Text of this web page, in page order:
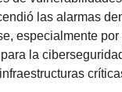
las alarmas
especialmente por
la